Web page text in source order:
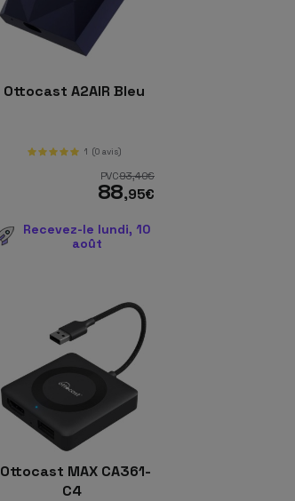
Ottocast A2AIR Bleu
1 (0 avis)
PVC93,40€
88,95€
Recevez-le lundi, 10
août
Ottocast MAX CA361-
C4